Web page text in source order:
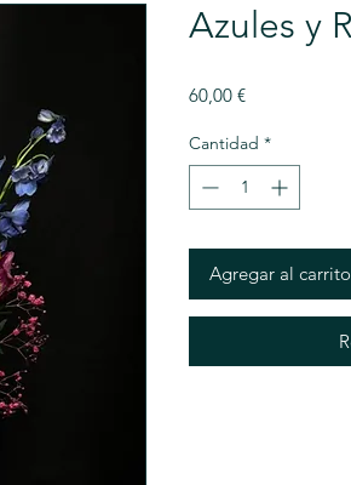
Azules y
60,00 €Precio
Cantidad *
Agregar al carrito